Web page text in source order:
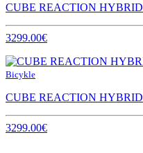
CUBE REACTION
3299.00€
Bicykle
CUBE REACTION HYBRID
3299.00€